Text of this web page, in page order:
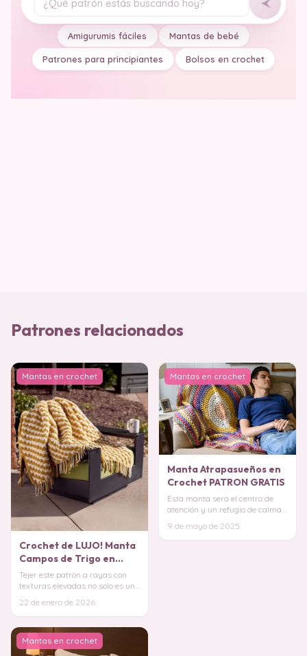
Tu pregunta
Amigurumis fáciles Mantas de bebé
Patrones para principiantes Bolsos en crochet
Patrones relacionados
Mantas en crochet
Crochet de LUJO! Manta
Campos de Trigo en
Crochet PATRON GRATIS
Tejer este patrón a rayas con
texturas elevadas no solo es un
experie
22 de enero de 2026
Mantas en crochet
Manta Atrapasueños en
Crochet PATRON GRATIS
Esta manta será el centro de
atención y un refugio de calma
esta manta
9 de mayo de 2025
Mantas en crochet